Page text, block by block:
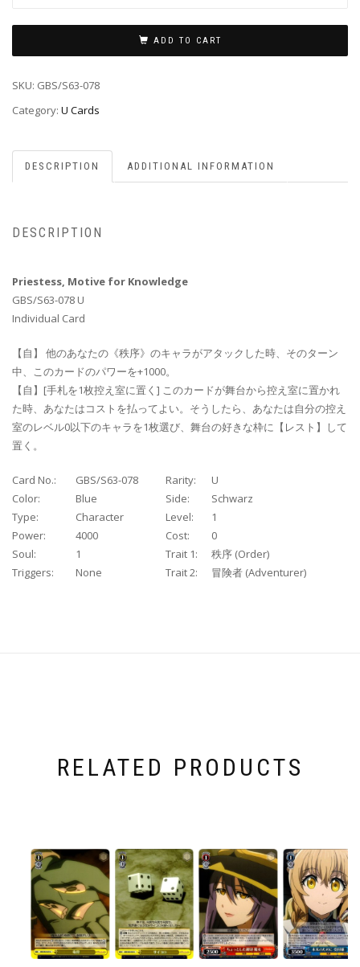
ADD TO CART
SKU: GBS/S63-078
Category: U Cards
DESCRIPTION ADDITIONAL INFORMATION
DESCRIPTION
Priestess, Motive for Knowledge
GBS/S63-078 U
Individual Card
【自】 他のあなたの《秩序》のキャラがアタックした時、そのターン
中、このカードのパワーを+1000。
【自】[手札を1枚控え室に置く] このカードが舞台から控え室に置かれ
た時、あなたはコストを払ってよい。そうしたら、あなたは自分の控え
室のレベル0以下のキャラを1枚選び、舞台の好きな枠に【レスト】して
置く。
Card No.: GBS/S63-078 Rarity:
U
Color:
Blue Side:
Schwarz
Type:
Character Level:
1
Power:
4000 Cost:
0
Soul:
1 Trait 1:
秩序 (Order)
Triggers:
None Trait 2: 冒険者 (Adventurer)
RELATED PRODUCTS